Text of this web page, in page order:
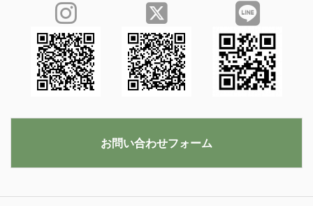
お問い合わせフォーム